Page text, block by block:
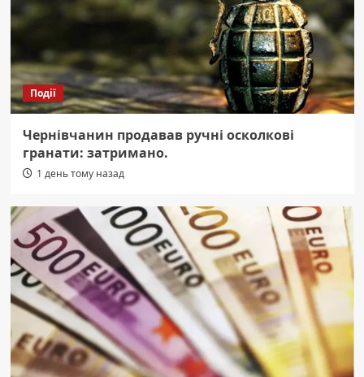
Події
Чернівчанин продавав ручні осколкові
гранати: затримано.
1 день тому назад